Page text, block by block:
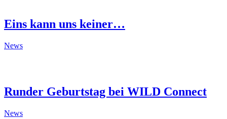
Eins kann uns keiner…
News
Runder Geburtstag bei WILD Connect
News